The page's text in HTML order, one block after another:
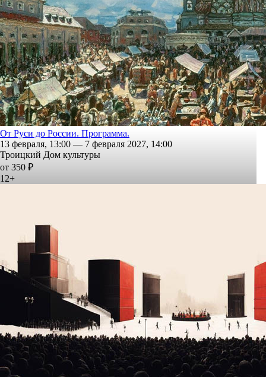
От Руси до России. Программа.
13 февраля, 13:00 — 7 февраля 2027, 14:00
Троицкий Дом культуры
от 350 ₽
12+